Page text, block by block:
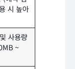
시 높아
사용량
~